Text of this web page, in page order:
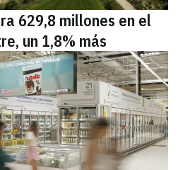
629,8 millones en el
un 1,8% más